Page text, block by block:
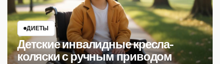
ДИЕТЫ
Детские инвалидные кресла-
коляски с ручным приводом